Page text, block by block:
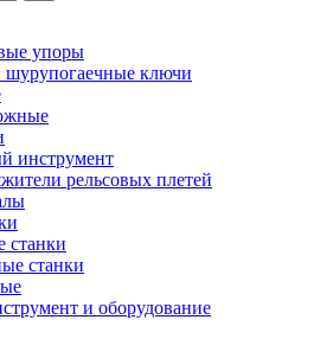
упоры
шурупогаечные ключи
инструмент
рельсовых плетей
станки
станки
и оборудование